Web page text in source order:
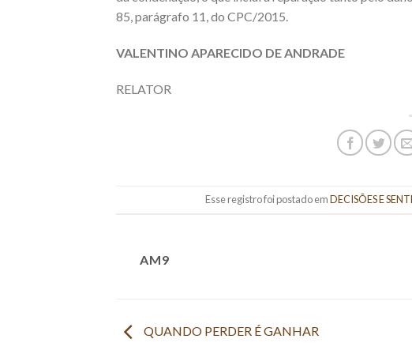
85, parágrafo 11, do CPC/2015.
VALENTINO APARECIDO DE ANDRADE
RELATOR
Esse registro foi postado emDECISÕES E
AM9
QUANDO PERDER É GANHAR